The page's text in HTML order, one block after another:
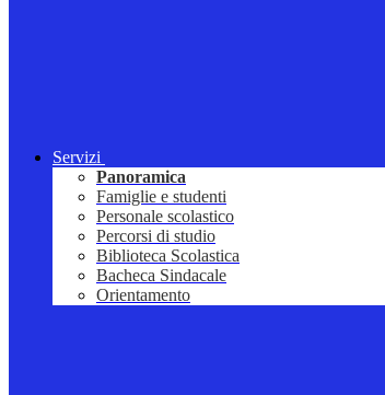
Servizi
Panoramica
Famiglie e studenti
Personale scolastico
Percorsi di studio
Biblioteca Scolastica
Bacheca Sindacale
Orientamento